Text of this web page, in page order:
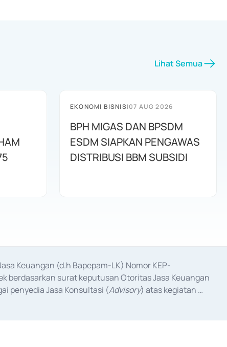
Lihat Semua
EKONOMI BISNIS|07 AUG 2026
BPH MIGAS DAN BPSDM
ESDM SIAPKAN PENGAWAS
DISTRIBUSI BBM SUBSIDI
Keuangan (d.h Bapepam-LK) Nomor KEP-
berdasarkan surat keputusan Otoritas Jasa Keuangan
penyedia Jasa Konsultasi (Advisory) atas kegiatan